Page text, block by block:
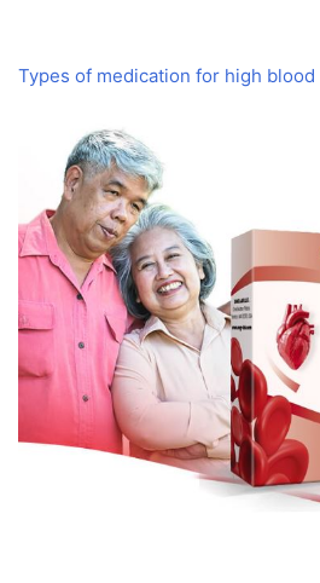
Types of medication for high